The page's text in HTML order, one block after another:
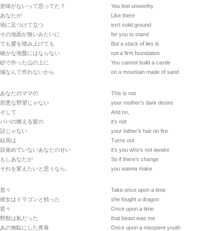
意味がないって思ってた？
あなたが
地に足つけて立つ
その地面が無いみたいに
でも愛を積み上げても
確かな地盤にはならない
砂で作った山の上に
城なんて作れないから
あなたのママの
邪悪な野望じゃない
そして
パパの燃える髪の
話じゃない
結局は
目覚めていないあなたのせい
もしあなたが
それを変えたいと思うなら..
昔々
彼女はドラゴンと戦った
昔々
野獣は私だった
あの無駄にした青春
You feel unworthy
Like there
isn’t solid ground
for you to stand
But a stack of lies is
not a firm foundation
You cannot build a castle
on a mountain made of sand
This is not
your mother’s dark desire
And no,
it’s not
your father’s hair on fire
Turns out
it’s you who’s not awake
So if there’s change
you wanna make
Take once upon a time
she fought a dragon
Once upon a time
that beast was me
Once upon a misspent youth